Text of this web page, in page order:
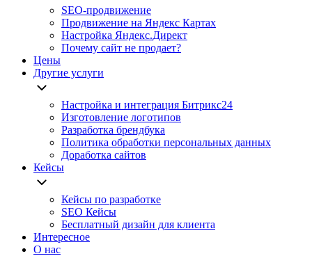
SEO-продвижение
Продвижение на Яндекс Картах
Настройка Яндекс.Директ
Почему сайт не продает?
Цены
Другие услуги
Настройка и интеграция Битрикс24
Изготовление логотипов
Разработка брендбука
Политика обработки персональных данных
Доработка сайтов
Кейсы
Кейсы по разработке
SEO Кейсы
Бесплатный дизайн для клиента
Интересное
О нас